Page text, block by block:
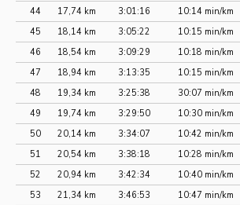
44
17,74 km 3:01:16 10:14 min/km
45
18,14 km 3:05:22 10:15 min/km
46
18,54 km 3:09:29 10:18 min/km
47
18,94 km 3:13:35 10:15 min/km
48
19,34 km 3:25:38 30:07 min/km
49
19,74 km 3:29:50 10:30 min/km
50
20,14 km 3:34:07 10:42 min/km
51
20,54 km 3:38:18 10:28 min/km
52
20,94 km 3:42:34 10:40 min/km
53
21,34 km 3:46:53 10:47 min/km